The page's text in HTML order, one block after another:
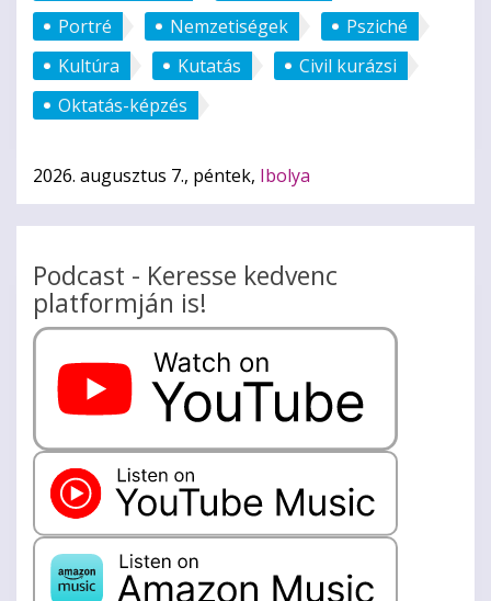
Portré
Nemzetiségek
Psziché
Kultúra
Kutatás
Civil kurázsi
Oktatás-képzés
2026. augusztus 7., péntek, Ibolya
Podcast - Keresse kedvenc
platformján is!